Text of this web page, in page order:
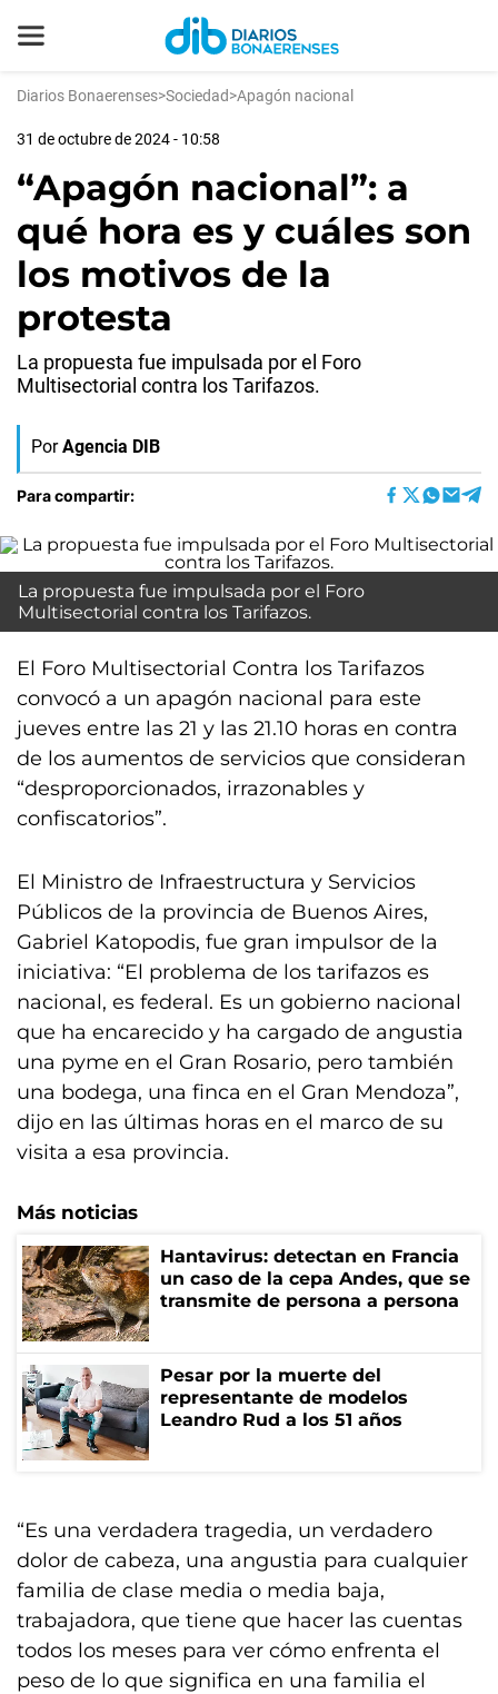
Diarios Bonaerenses>Sociedad>Apagón nacional
31 de octubre de 2024 - 10:58
“Apagón nacional”: a
qué hora es y cuáles son
los motivos de la
protesta
La propuesta fue impulsada por el Foro
Multisectorial contra los Tarifazos.
Por Agencia DIB
Para compartir:
La propuesta fue impulsada por el Foro
Multisectorial contra los Tarifazos.
El Foro Multisectorial Contra los Tarifazos
convocó a un apagón nacional para este
jueves entre las 21 y las 21.10 horas en contra
de los aumentos de servicios que consideran
“desproporcionados, irrazonables y
confiscatorios”.
El Ministro de Infraestructura y Servicios
Públicos de la provincia de Buenos Aires,
Gabriel Katopodis, fue gran impulsor de la
iniciativa: “El problema de los tarifazos es
nacional, es federal. Es un gobierno nacional
que ha encarecido y ha cargado de angustia
una pyme en el Gran Rosario, pero también
una bodega, una finca en el Gran Mendoza”,
dijo en las últimas horas en el marco de su
visita a esa provincia.
Más noticias
Hantavirus: detectan en Francia
un caso de la cepa Andes, que se
transmite de persona a persona
Pesar por la muerte del
representante de modelos
Leandro Rud a los 51 años
“Es una verdadera tragedia, un verdadero
dolor de cabeza, una angustia para cualquier
familia de clase media o media baja,
trabajadora, que tiene que hacer las cuentas
todos los meses para ver cómo enfrenta el
peso de lo que significa en una familia el